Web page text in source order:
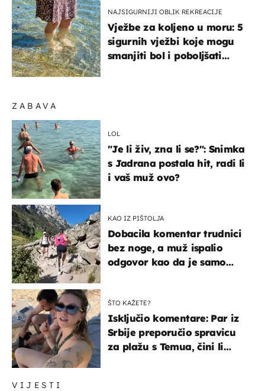
VIJESTI
ZABAVA
LOL
"Je li živ, zna li se?": Snimka
s Jadrana postala hit, radi li
i vaš muž ovo?
KAO IZ PIŠTOLJA
Dobacila komentar trudnici
bez noge, a muž ispalio
odgovor kao da je samo
ŠTO KAŽETE?
Isključio komentare: Par iz
Srbije preporučio spravicu
za plažu s Temua, čini li
NAJSIGURNIJI OBLIK REKREACIJE
Vježbe za koljeno u moru: 5
sigurnih vježbi koje mogu
smanjiti bol i poboljšati